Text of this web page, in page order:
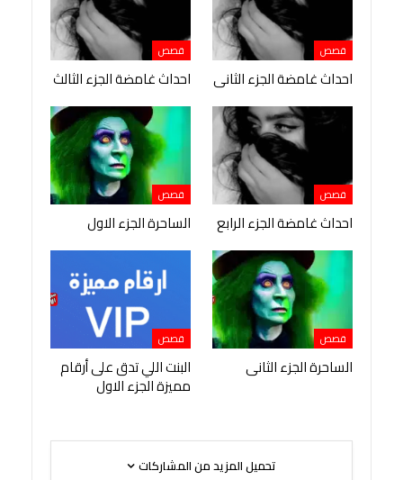
قصص
احداث غامضة الجزء الثانى
قصص
احداث غامضة الجزء الثالث
قصص
احداث غامضة الجزء الرابع
قصص
الساحرة الجزء الاول
قصص
الساحرة الجزء الثانى
قصص
البنت اللي تدق على أرقام
مميزة الجزء الاول
تحميل المزيد من المشاركات